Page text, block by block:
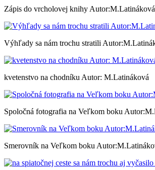
Zápis do vrcholovej knihy Autor:M.Latináková
Výhľady sa nám trochu stratili
kvetenstvo na chodníku Autor: M.Latináková
Spoločná fotografia na Veľkom boku
Smerovník na Veľkom boku